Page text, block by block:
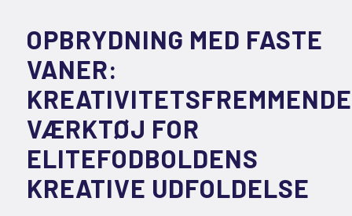
OPBRYDNING MED FASTE
VANER:
KREATIVITETSFREMMENDE
VÆRKTØJ FOR
ELITEFODBOLDENS
KREATIVE UDFOLDELSE